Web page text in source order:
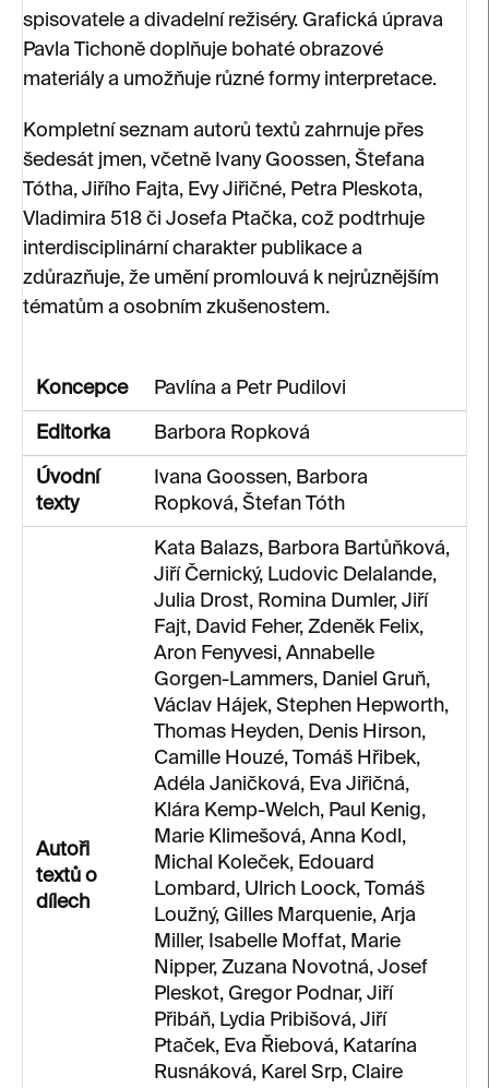
spisovatele a divadelní režiséry. Grafická úprava
Pavla Tichoně doplňuje bohaté obrazové
materiály a umožňuje různé formy interpretace.
Kompletní seznam autorů textů zahrnuje přes
šedesát jmen, včetně Ivany Goossen, Štefana
Tótha, Jiřího Fajta, Evy Jiřičné, Petra Pleskota,
Vladimira 518 či Josefa Ptačka, což podtrhuje
interdisciplinární charakter publikace a
zdůrazňuje, že umění promlouvá k nejrůznějším
tématům a osobním zkušenostem.
Koncepce Pavlína a Petr Pudilovi
Editorka Barbora Ropková
Úvodní
texty
Ivana Goossen, Barbora
Ropková, Štefan Tóth
Autoři
textů o
dílech
Kata Balazs, Barbora Bartůňková,
Jiří Černický, Ludovic Delalande,
Julia Drost, Romina Dumler, Jiří
Fajt, David Feher, Zdeněk Felix,
Aron Fenyvesi, Annabelle
Gorgen-Lammers, Daniel Gruň,
Václav Hájek, Stephen Hepworth,
Thomas Heyden, Denis Hirson,
Camille Houzé, Tomáš Hřibek,
Adéla Janičková, Eva Jiřičná,
Klára Kemp-Welch, Paul Kenig,
Marie Klimešová, Anna Kodl,
Michal Koleček, Edouard
Lombard, Ulrich Loock, Tomáš
Loužný, Gilles Marquenie, Arja
Miller, Isabelle Moffat, Marie
Nipper, Zuzana Novotná, Josef
Pleskot, Gregor Podnar, Jiří
Přibáň, Lydia Pribišová, Jiří
Ptaček, Eva Řiebová, Katarína
Rusnáková, Karel Srp, Claire